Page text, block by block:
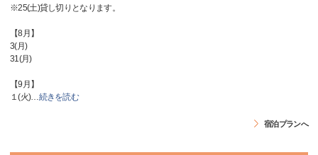
※25(土)貸し切りとなります。
【8月】
3(月)
31(月)
【9月】
１(火)…続きを読む
宿泊プランへ